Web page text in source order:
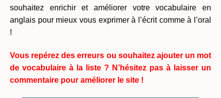
souhaitez enrichir et améliorer votre vocabulaire en
anglais pour mieux vous exprimer à l’écrit comme à l’oral
!
Vous repérez des erreurs ou souhaitez ajouter un mot
de vocabulaire à la liste ? N’hésitez pas à laisser un
commentaire pour améliorer le site !